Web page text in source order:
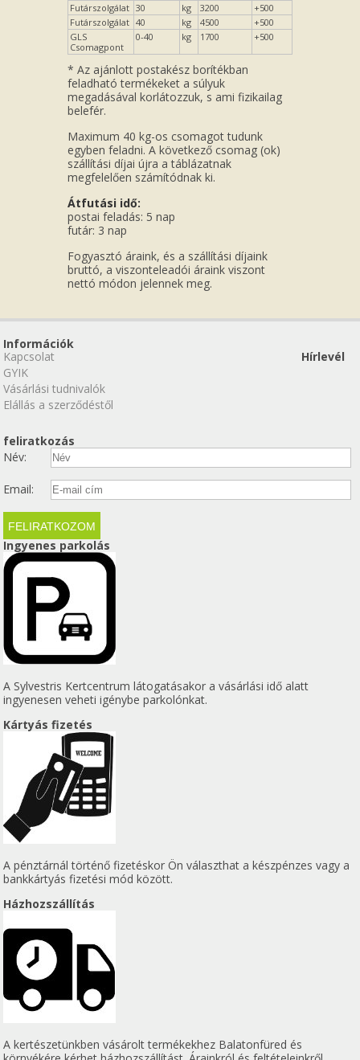
Futárszolgálat 30 kg 3200
+500
Futárszolgálat 40 kg 4500
+500
GLS
Csomagpont
0-40 kg 1700 +500
* Az ajánlott postakész borítékban
feladható termékeket a súlyuk
megadásával korlátozzuk, s ami fizikailag
belefér.
Maximum 40 kg-os csomagot tudunk
egyben feladni. A következő csomag (ok)
szállítási díjai újra a táblázatnak
megfelelően számítódnak ki.
Átfutási idő:
postai feladás: 5 nap
futár: 3 nap
Fogyasztó áraink, és a szállítási díjaink
bruttó, a viszonteleadói áraink viszont
nettó módon jelennek meg.
Információk
Kapcsolat
GYIK
Vásárlási tudnivalók
Elállás a szerződéstől
Hírlevél
feliratkozás
Név:
Email:
Ingyenes parkolás
A Sylvestris Kertcentrum látogatásakor a vásárlási idő alatt
ingyenesen veheti igénybe parkolónkat.
Kártyás fizetés
A pénztárnál történő fizetéskor Ön választhat a készpénzes vagy a
bankkártyás fizetési mód között.
Házhozszállítás
A kertészetünkben vásárolt termékekhez Balatonfüred és